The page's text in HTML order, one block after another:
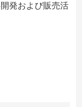
発および販売活